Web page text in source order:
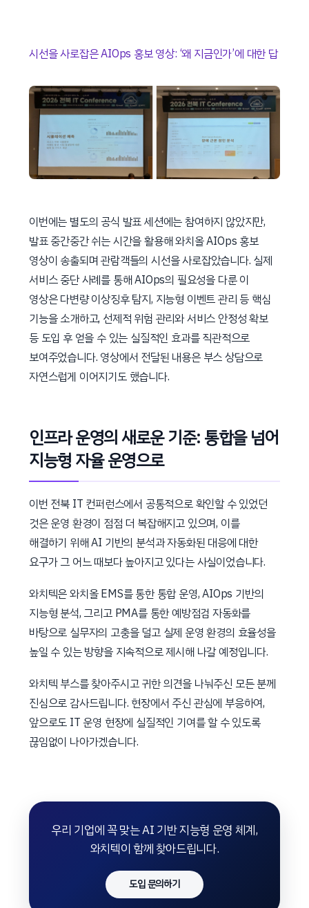
시선을 사로잡은 AIOps 홍보 영상: ‘왜 지금인가’에 대한 답
이번에는 별도의 공식 발표 세션에는 참여하지 않았지만,
발표 중간중간 쉬는 시간을 활용해 와치올 AIOps 홍보
영상이 송출되며 관람객들의 시선을 사로잡았습니다. 실제
서비스 중단 사례를 통해 AIOps의 필요성을 다룬 이
영상은 다변량 이상징후 탐지, 지능형 이벤트 관리 등 핵심
기능을 소개하고, 선제적 위험 관리와 서비스 안정성 확보
등 도입 후 얻을 수 있는 실질적인 효과를 직관적으로
보여주었습니다. 영상에서 전달된 내용은 부스 상담으로
자연스럽게 이어지기도 했습니다.
인프라 운영의 새로운 기준: 통합을 넘어
지능형 자율 운영으로
이번 전북 IT 컨퍼런스에서 공통적으로 확인할 수 있었던
것은 운영 환경이 점점 더 복잡해지고 있으며, 이를
해결하기 위해 AI 기반의 분석과 자동화된 대응에 대한
요구가 그 어느 때보다 높아지고 있다는 사실이었습니다.
와치텍은 와치올 EMS를 통한 통합 운영, AIOps 기반의
지능형 분석, 그리고 PMA를 통한 예방점검 자동화를
바탕으로 실무자의 고충을 덜고 실제 운영 환경의 효율성을
높일 수 있는 방향을 지속적으로 제시해 나갈 예정입니다.
와치텍 부스를 찾아주시고 귀한 의견을 나눠주신 모든 분께
진심으로 감사드립니다. 현장에서 주신 관심에 부응하여,
앞으로도 IT 운영 현장에 실질적인 기여를 할 수 있도록
끊임없이 나아가겠습니다.
우리 기업에 꼭 맞는 AI 기반 지능형 운영 체계,
와치텍이 함께 찾아드립니다.
도입 문의하기